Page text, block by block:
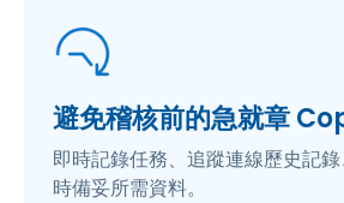
避免稽核前的急就章
即時記錄任務、追蹤連線歷史記
時備妥所需資料。